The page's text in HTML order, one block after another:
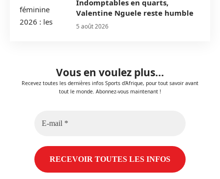
Indomptables en quarts,
Valentine Nguele reste humble
5 août 2026
Vous en voulez plus...
Recevez toutes les dernières infos Sports d'Afrique, pour tout savoir avant
tout le monde. Abonnez-vous maintenant !